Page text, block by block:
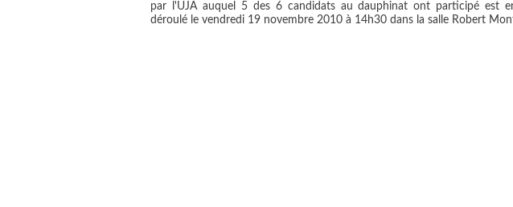
par l'UJA auquel 5 des 6 candidats au dauphinat ont participé est
déroulé le vendredi 19 novembre 2010 à 14h30 dans la salle Robert